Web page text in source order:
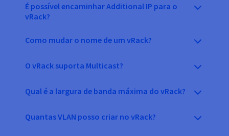
É possível encaminhar Additional IP para o
vRack?
Como mudar o nome de um vRack?
O vRack suporta Multicast?
Qual é a largura de banda máxima do vRack?
Quantas VLAN posso criar no vRack?